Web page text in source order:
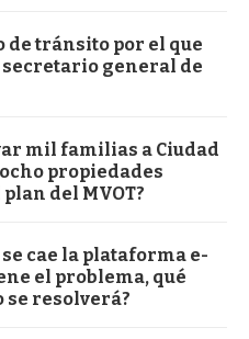
de tránsito por el que
general de
mil familias a Ciudad
propiedades
del MVOT?
cae la plataforma e-
el problema, qué
se resolverá?